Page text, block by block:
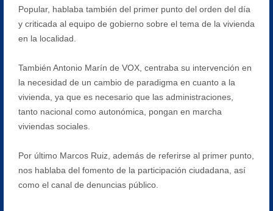
Popular, hablaba también del primer punto del orden del día
y criticada al equipo de gobierno sobre el tema de la vivienda
en la localidad.
También Antonio Marín de VOX, centraba su intervención en
la necesidad de un cambio de paradigma en cuanto a la
vivienda, ya que es necesario que las administraciones,
tanto nacional como autonómica, pongan en marcha
viviendas sociales.
Por último Marcos Ruiz, además de referirse al primer punto,
nos hablaba del fomento de la participación ciudadana, así
como el canal de denuncias público.